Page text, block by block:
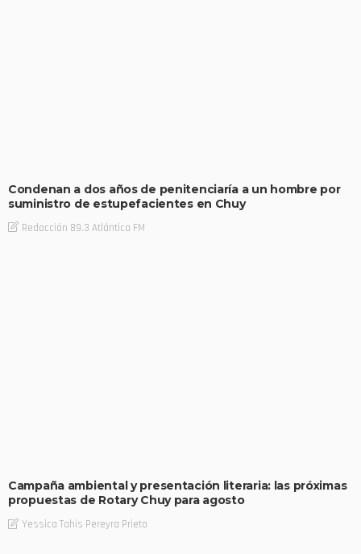
Condenan a dos años de penitenciaría a un hombre por
suministro de estupefacientes en Chuy
Redacción 89.3 Atlántica FM
Campaña ambiental y presentación literaria: las próximas
propuestas de Rotary Chuy para agosto
Yessica Tahis Pereyra Prieto